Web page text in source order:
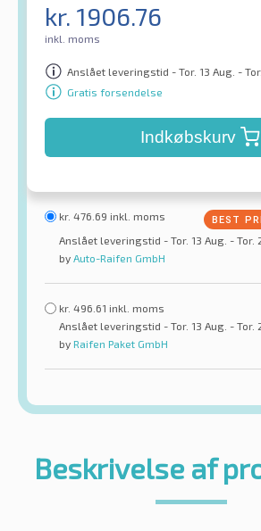
kr. 1906.76
inkl. moms
Anslået leveringstid - Tor. 13 Aug. -
Gratis forsendelse
Indkøbskurv
kr. 476.69 inkl. moms
Anslået leveringstid - Tor. 13 Aug. - Tor.
by Auto-Raifen GmbH
kr. 496.61 inkl. moms
Anslået leveringstid - Tor. 13 Aug. - Tor.
by Raifen Paket GmbH
Beskrivelse af